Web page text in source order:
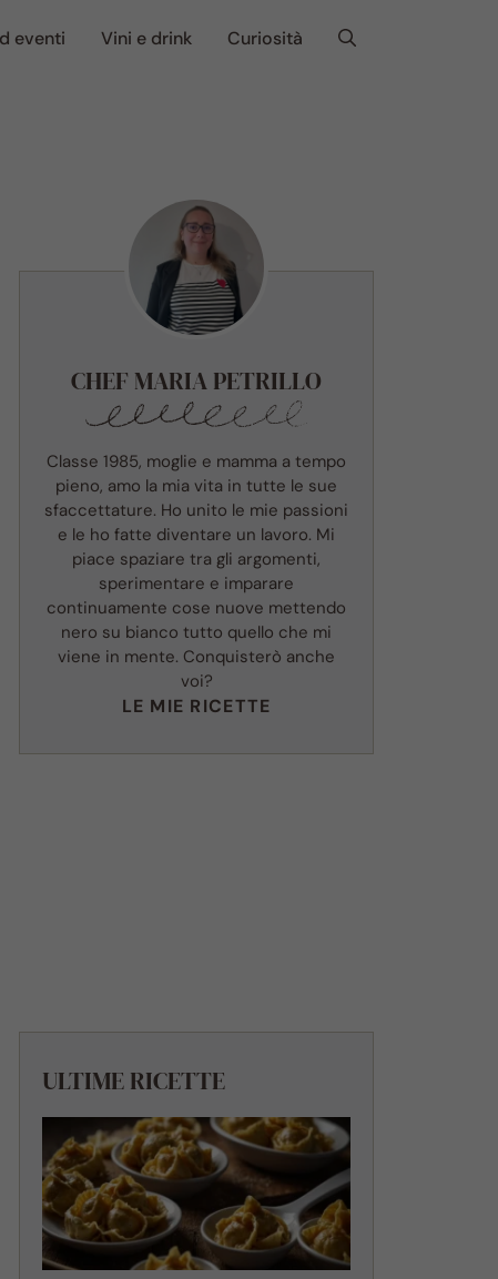
eventi Vini e drink Curiosità
CHEF MARIA PETRILLO
Classe 1985, moglie e mamma a tempo
pieno, amo la mia vita in tutte le sue
sfaccettature. Ho unito le mie passioni
e le ho fatte diventare un lavoro. Mi
piace spaziare tra gli argomenti,
sperimentare e imparare
continuamente cose nuove mettendo
nero su bianco tutto quello che mi
viene in mente. Conquisterò anche
voi?
LE MIE RICETTE
ULTIME RICETTE